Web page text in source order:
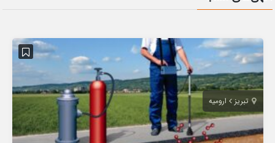
تبریز ارومیه